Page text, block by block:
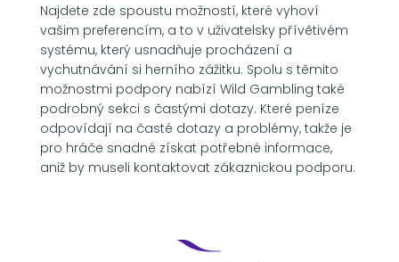
Najdete zde spoustu možností, které vyhoví
vašim preferencím, a to v uživatelsky přívětivém
systému, který usnadňuje procházení a
vychutnávání si herního zážitku. Spolu s těmito
možnostmi podpory nabízí Wild Gambling také
podrobný sekci s častými dotazy. Které peníze
odpovídají na časté dotazy a problémy, takže je
pro hráče snadné získat potřebné informace,
aniž by museli kontaktovat zákaznickou podporu.